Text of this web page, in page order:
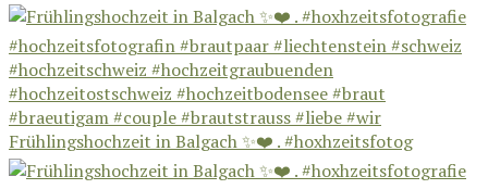
Frühlingshochzeit in Balgach ✨❤️ . #hoxhzeitsfotog